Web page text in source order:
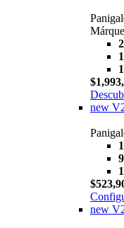
new
new